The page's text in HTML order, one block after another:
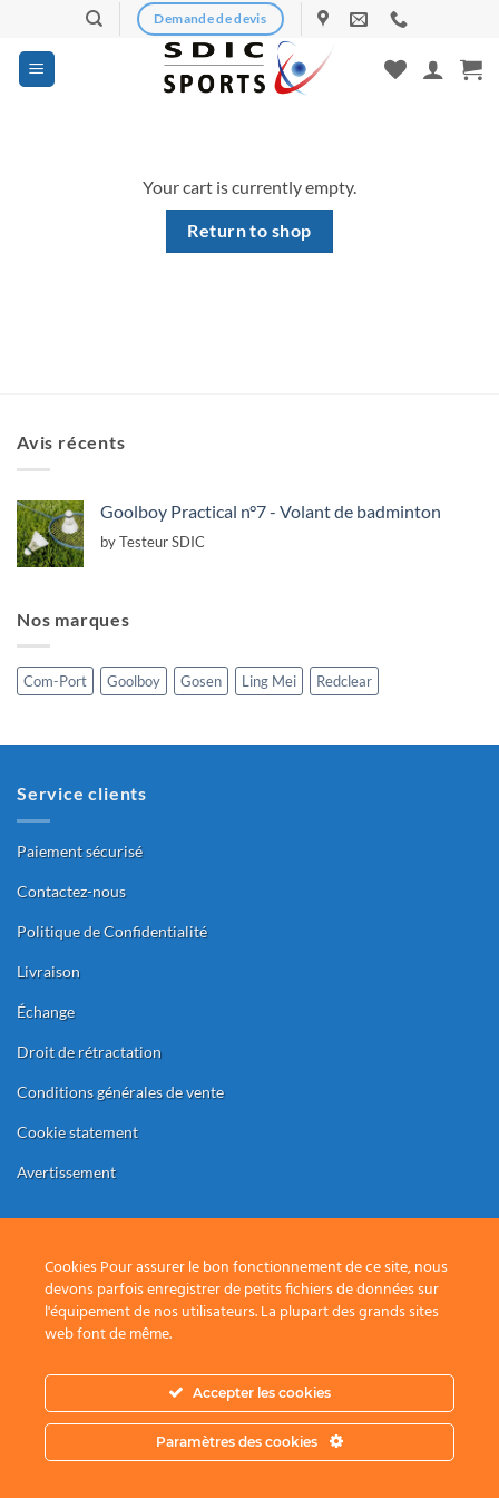
content
Demande de devis
Your cart is currently empty.
Return to shop
Avis récents
Goolboy Practical n°7 - Volant de badminton
by Testeur SDIC
Nos marques
Com-Port Goolboy Gosen Ling Mei Redclear
Service clients
Paiement sécurisé
Contactez-nous
Politique de Confidentialité
Livraison
Échange
Droit de rétractation
Conditions générales de vente
Cookie statement
Avertissement
BancontactBelfius CBC KBC IDeal
Bank
Transfer
SDIC s.r.l. est une société belge créée en 1999
Numéro d'entreprise - BTW:
Copyright 2026 ©SDIC s.r.l.
Cookies Pour assurer le bon fonctionnement de ce site, nous
devons parfois enregistrer de petits fichiers de données sur
l'équipement de nos utilisateurs. La plupart des grands sites
web font de même.
Accepter les cookies
Paramètres des cookies